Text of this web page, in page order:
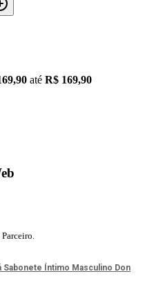
até R$ 169,90
Sabonete Íntimo Masculino Don